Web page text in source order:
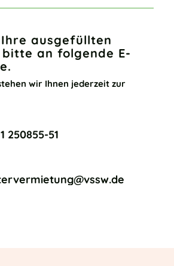
Ihre ausgefüllten
bitte an folgende E-
wir Ihnen jederzeit zur
250855-51